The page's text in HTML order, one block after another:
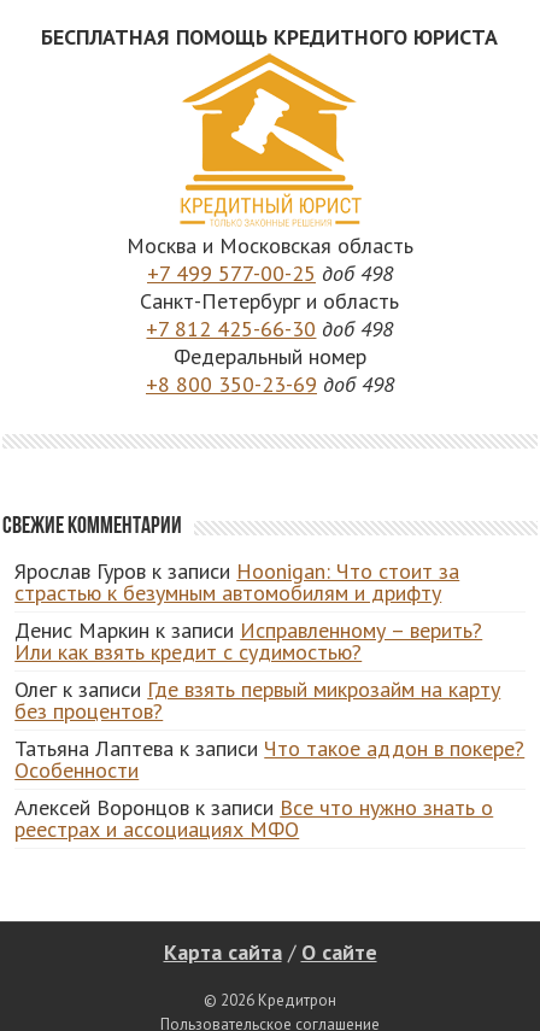
БЕСПЛАТНАЯ ПОМОЩЬ КРЕДИТНОГО ЮРИСТА
Москва и Московская область
+7 499 577-00-25 доб 498
Санкт-Петербург и область
+7 812 425-66-30 доб 498
Федеральный номер
+8 800 350-23-69 доб 498
Свежие комментарии
Ярослав Гуров к записи Hoonigan: Что стоит за
страстью к безумным автомобилям и дрифту
Денис Маркин к записи Исправленному – верить?
Или как взять кредит с судимостью?
Олегк записи Где взять первый микрозайм на карту
без процентов?
Татьяна Лаптева к записи Что такое аддон в покере?
Особенности
Алексей Воронцов к записи Все что нужно знать о
реестрах и ассоциациях МФО
Карта сайта/ О сайте
© 2026 Кредитрон
Пользовательское соглашение